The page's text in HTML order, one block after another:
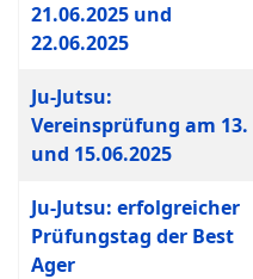
21.06.2025 und
22.06.2025
Ju-Jutsu:
Vereinsprüfung am 13.
und 15.06.2025
Ju-Jutsu: erfolgreicher
Prüfungstag der Best
Ager